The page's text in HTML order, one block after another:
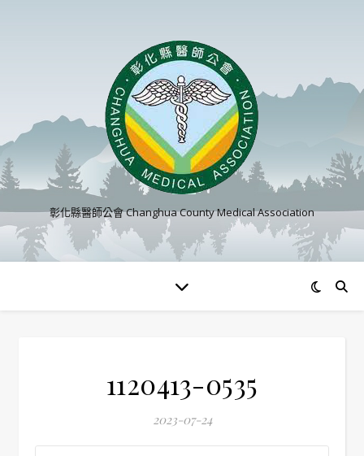
彰化縣醫師公會 Changhua County Medical Association
1120413-0535
2023-07-24